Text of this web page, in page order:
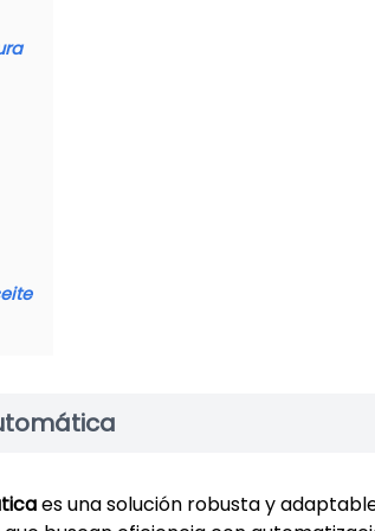
es una solución robusta y